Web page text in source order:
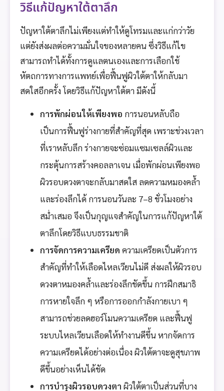
วิธีแก้ปัญหาใต้ตาลึก
ปัญหาใต้ตาลึกไม่เพียงแต่ทำให้ดูโทรมและแก่กว่าวัย
แต่ยังส่งผลต่อความมั่นใจของหลายคน ซึ่งวิธีแก้ไข
สามารถทำได้ทั้งการดูแลตนเองและการเลือกใช้
หัตถการทางการแพทย์เพื่อฟื้นฟูผิวใต้ตาให้กลับมา
สดใสอีกครั้ง โดยวิธีแก้ปัญหาใต้ตา มีดังนี้
การพักผ่อนให้เพียงพอ การนอนหลับถือ
เป็นการฟื้นฟูร่างกายที่สำคัญที่สุด เพราะช่วงเวลา
ที่เราหลับลึก ร่างกายจะซ่อมแซมเซลล์ผิวและ
กระตุ้นการสร้างคอลลาเจน เมื่อพักผ่อนเพียงพอ
ผิวรอบดวงตาจะกลับมาสดใส ลดความหมองคล้ำ
และร่องลึกได้ การนอนวันละ 7–8 ชั่วโมงอย่าง
สม่ำเสมอ จึงเป็นกุญแจสำคัญในการแก้ปัญหาใต้
ตาลึกโดยวิธีแบบธรรมชาติ
การจัดการความเครียด ความเครียดเป็นตัวการ
สำคัญที่ทำให้เลือดไหลเวียนไม่ดี ส่งผลให้ผิวรอบ
ดวงตาหมองคล้ำและร่องลึกชัดขึ้น การฝึกสมาธิ
การหายใจลึก ๆ หรือการออกกำลังกายเบา ๆ
สามารถช่วยลดฮอร์โมนความเครียด และฟื้นฟู
ระบบไหลเวียนเลือดให้ทำงานดีขึ้น หากจัดการ
ความเครียดได้อย่างต่อเนื่อง ผิวใต้ตาจะดูสุขภาพ
ดีขึ้นอย่างเห็นได้ชัด
การบำรุงผิวรอบดวงตา ผิวใต้ตาเป็นส่วนที่บาง